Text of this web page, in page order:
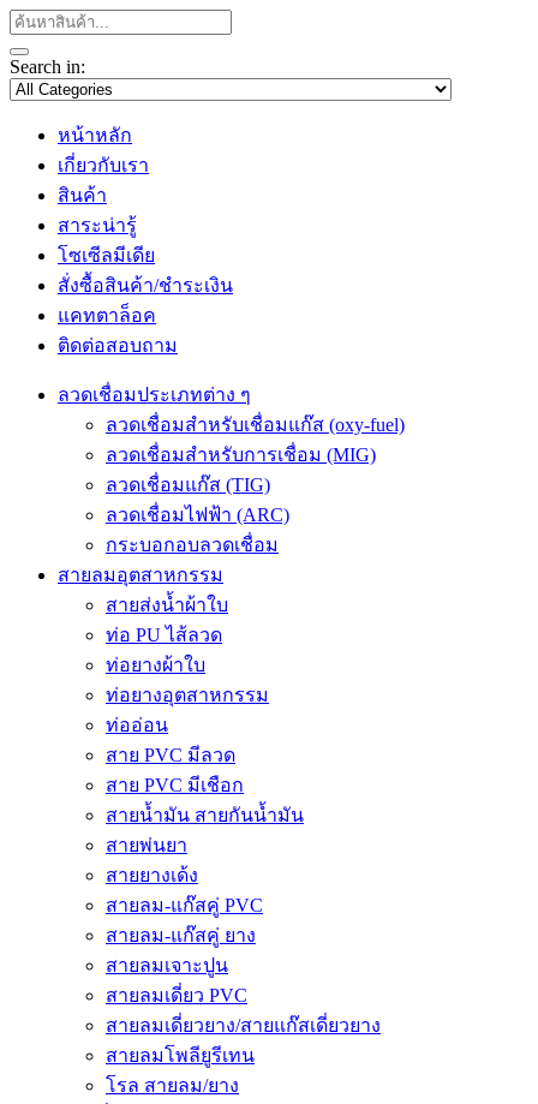
Search in:
หน้าหลัก
เกี่ยวกับเรา
สินค้า
สาระน่ารู้
โซเซีลมีเดีย
สั่งซื้อสินค้า/ชำระเงิน
แคทตาล็อค
ติดต่อสอบถาม
ลวดเชื่อมประเภทต่าง ๆ
ลวดเชื่อมสำหรับเชื่อมแก๊ส (oxy-fuel)
ลวดเชื่อมสำหรับการเชื่อม (MIG)
ลวดเชื่อมแก๊ส (TIG)
ลวดเชื่อมไฟฟ้า (ARC)
กระบอกอบลวดเชื่อม
สายลมอุตสาหกรรม
สายส่งน้ำผ้าใบ
ท่อ PU ไส้ลวด
ท่อยางผ้าใบ
ท่อยางอุตสาหกรรม
ท่ออ่อน
สาย PVC มีลวด
สาย PVC มีเชือก
สายน้ำมัน สายกันน้ำมัน
สายพ่นยา
สายยางเด้ง
สายลม-แก๊สคู่ PVC
สายลม-แก๊สคู่ ยาง
สายลมเจาะปูน
สายลมเดี่ยว PVC
สายลมเดี่ยวยาง/สายแก๊สเดี่ยวยาง
สายลมโพลียูรีเทน
โรล สายลม/ยาง